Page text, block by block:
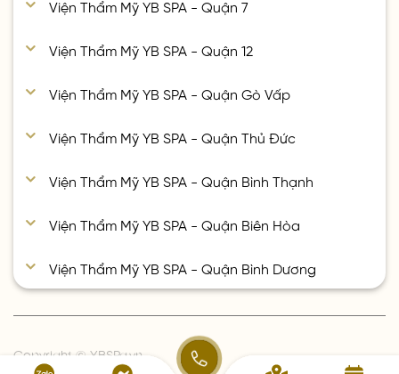
Viện Thẩm Mỹ YB SPA - Quận 7
Viện Thẩm Mỹ YB SPA - Quận 12
Viện Thẩm Mỹ YB SPA - Quận Gò Vấp
Viện Thẩm Mỹ YB SPA - Quận Thủ Đức
Viện Thẩm Mỹ YB SPA - Quận Bình Thạnh
Viện Thẩm Mỹ YB SPA - Quận Biên Hòa
Viện Thẩm Mỹ YB SPA - Quận Bình Dương
Copyright © YBSPa.vn